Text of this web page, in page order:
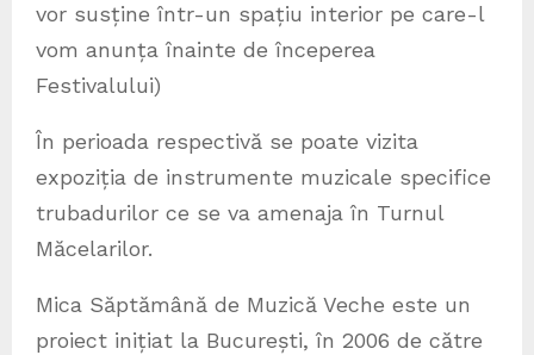
vor susține într-un spațiu interior pe care-l
vom anunța înainte de începerea
Festivalului)
În perioada respectivă se poate vizita
expoziția de instrumente muzicale specifice
trubadurilor ce se va amenaja în Turnul
Măcelarilor.
Mica Săptămână de Muzică Veche este un
proiect inițiat la București, în 2006 de către